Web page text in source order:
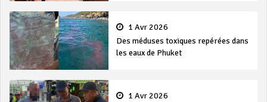
1 Avr 2026
Des méduses toxiques repérées dans
les eaux de Phuket
1 Avr 2026